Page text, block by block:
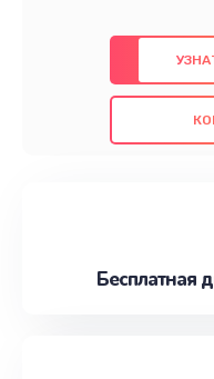
предлагаем
использованием
также
проведенных
наилучшим
Бесплатная